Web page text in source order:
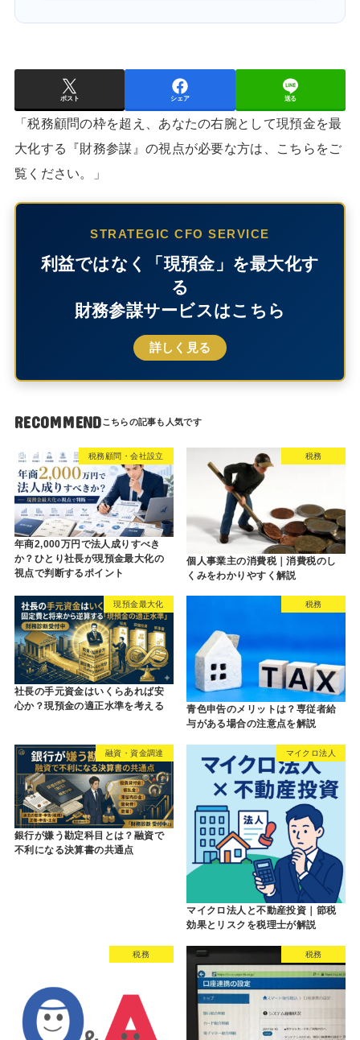
ポスト シェア 送る
「税務顧問の枠を超え、あなたの右腕として現預金を最
大化する『財務参謀』の視点が必要な方は、こちらをご
覧ください。」
STRATEGIC CFO SERVICE
利益ではなく「現預金」を最大化す
る
財務参謀サービスはこちら
詳しく見る
RECOMMEND
税務顧問・会社設立
年商2,000万円で法人成りすべき
か？ひとり社長が現預金最大化の
視点で判断するポイント
税務
個人事業主の消費税｜消費税のし
くみをわかりやすく解説
現預金最大化
社長の手元資金はいくらあれば安
心か？現預金の適正水準を考える
税務
青色申告のメリットは？専従者給
与がある場合の注意点を解説
融資・資金調達
銀行が嫌う勘定科目とは？融資で
不利になる決算書の共通点
マイクロ法人
マイクロ法人と不動産投資｜節税
効果とリスクを税理士が解説
税務 税務